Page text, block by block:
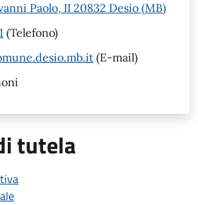
Paolo, II 20832 Desio (MB)
(Telefono)
(E-mail)
tutela